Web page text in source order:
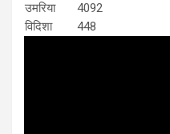
उमरिया
4092
विदिशा
448